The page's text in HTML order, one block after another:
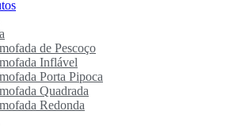
de Pescoço
Inflável
Porta Pipoca
Quadrada
Redonda